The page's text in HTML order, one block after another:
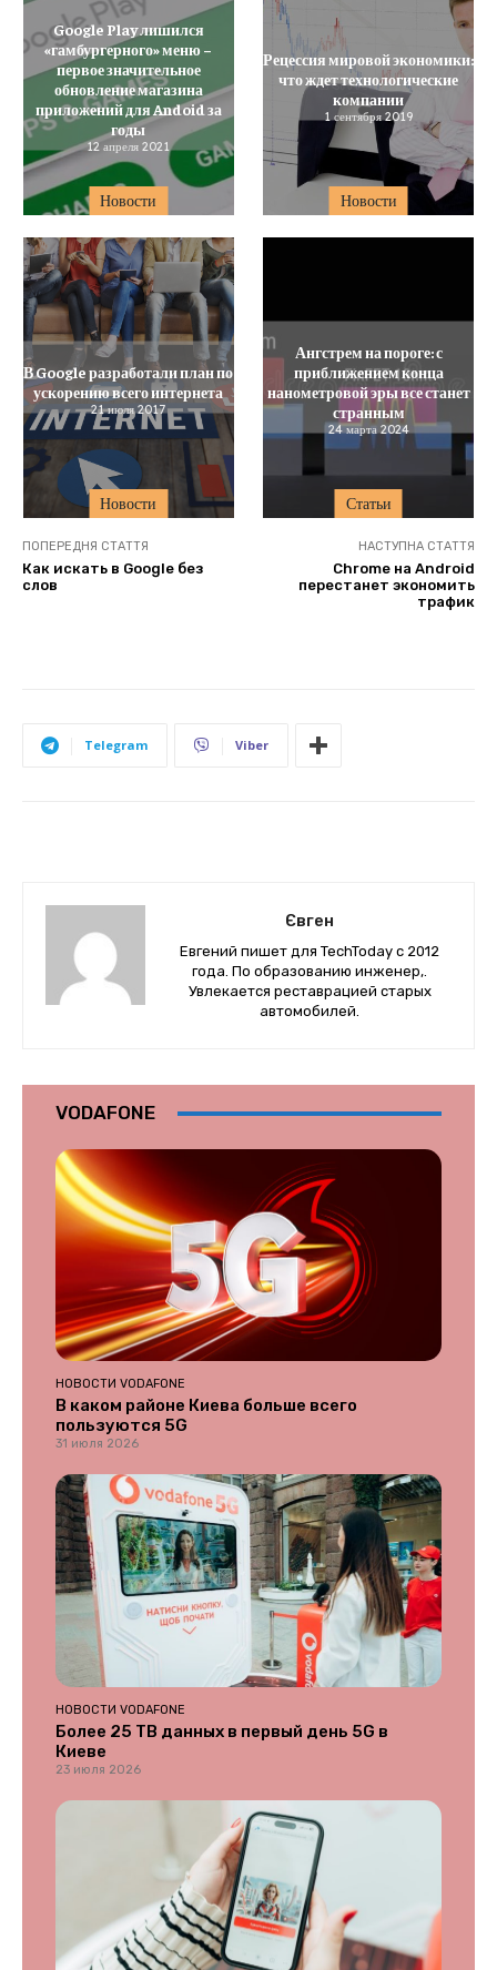
Новости
Google Play лишился
«гамбургерного» меню –
первое значительное
обновление магазина
приложений для Andoid за
годы
12 апреля 2021
Новости
Рецессия мировой экономики:
что ждет технологические
компании
1 сентября 2019
Новости
В Google разработали план по
ускорению всего интернета
21 июля 2017
Статьи
Ангстрем на пороге: с
приближением конца
нанометровой эры все станет
странным
24 марта 2024
ПОПЕРЕДНЯ СТАТТЯ
Как искать в Google без
слов
НАСТУПНА СТАТТЯ
Chrome на Android
перестанет экономить
трафик
Telegram Viber
Євген
Евгений пишет для TechToday с 2012
года. По образованию инженер,.
Увлекается реставрацией старых
автомобилей.
VODAFONE
НОВОСТИ VODAFONE
В каком районе Киева больше всего
пользуются 5G
31 июля 2026
НОВОСТИ VODAFONE
Более 25 ТВ данных в первый день 5G в
Киеве
23 июля 2026